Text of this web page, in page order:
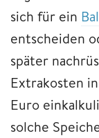
sich für ein
entscheiden
später
Extrakosten
Euro
solche